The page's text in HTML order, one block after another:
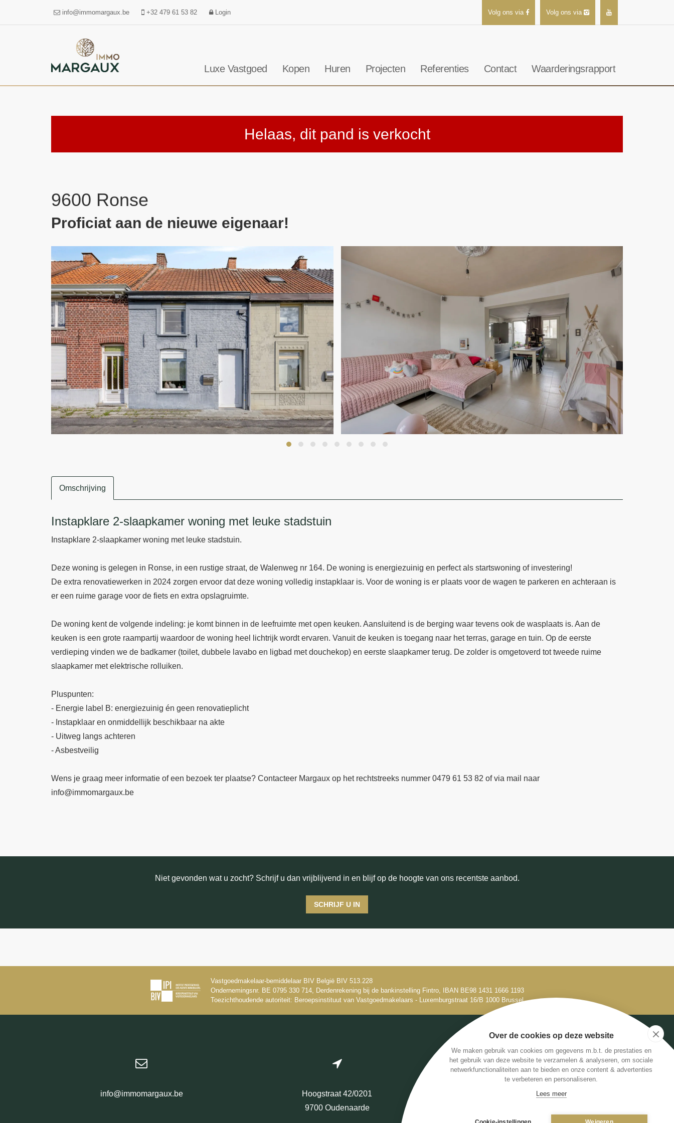
info@immomargaux.be +32 479 61 53 82 Login Volg ons via Volg ons via
Luxe Vastgoed Kopen Huren Projecten Referenties Contact Waarderingsrapport
Helaas, dit pand is verkocht
9600 Ronse
Proficiat aan de nieuwe eigenaar!
Omschrijving
Omschrijving
Instapklare 2-slaapkamer woning met leuke stadstuin
Instapklare 2-slaapkamer woning met leuke stadstuin.
Deze woning is gelegen in Ronse, in een rustige straat, de Walenweg nr 164. De woning is energiezuinig en perfect als startswoning of investering!
De extra renovatiewerken in 2024 zorgen ervoor dat deze woning volledig instapklaar is. Voor de woning is er plaats voor de wagen te parkeren en achteraan is
er een ruime garage voor de fiets en extra opslagruimte.
De woning kent de volgende indeling: je komt binnen in de leefruimte met open keuken. Aansluitend is de berging waar tevens ook de wasplaats is. Aan de
keuken is een grote raampartij waardoor de woning heel lichtrijk wordt ervaren. Vanuit de keuken is toegang naar het terras, garage en tuin. Op de eerste
verdieping vinden we de badkamer (toilet, dubbele lavabo en ligbad met douchekop) en eerste slaapkamer terug. De zolder is omgetoverd tot tweede ruime
slaapkamer met elektrische rolluiken.
Pluspunten:
- Energie label B: energiezuinig én geen renovatieplicht
- Instapklaar en onmiddellijk beschikbaar na akte
- Uitweg langs achteren
- Asbestveilig
Wens je graag meer informatie of een bezoek ter plaatse? Contacteer Margaux op het rechtstreeks nummer 0479 61 53 82 of via mail naar
info@immomargaux.be
Niet gevonden wat u zocht? Schrijf u dan vrijblijvend in en blijf op de hoogte van ons recentste aanbod.
SCHRIJF U IN
Vastgoedmakelaar-bemiddelaar BIV België BIV 513.228
Ondernemingsnr. BE 0795 330 714, Derdenrekening bij de bankinstelling Fintro, IBAN BE98 1431 1666 1193
Toezichthoudende autoriteit: Beroepsinstituut van Vastgoedmakelaars - Luxemburgstraat 16/B 1000 Brussel
info@immomargaux.be
Hoogstraat 42/0201
9700 Oudenaarde
+32 479 61 53 82
Over de cookies op deze website
We maken gebruik van cookies om gegevens m.b.t. de prestaties en
het gebruik van deze website te verzamelen & analyseren, om sociale
netwerkfunctionaliteiten aan te bieden en onze content & advertenties
te verbeteren en personaliseren.
Lees meer